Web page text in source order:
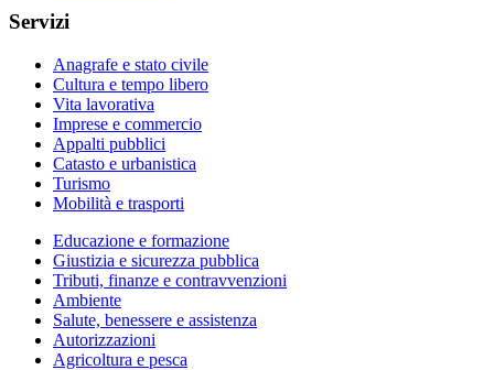
Servizi
Anagrafe e stato civile
Cultura e tempo libero
Vita lavorativa
Imprese e commercio
Appalti pubblici
Catasto e urbanistica
Turismo
Mobilità e trasporti
Educazione e formazione
Giustizia e sicurezza pubblica
Tributi, finanze e contravvenzioni
Ambiente
Salute, benessere e assistenza
Autorizzazioni
Agricoltura e pesca